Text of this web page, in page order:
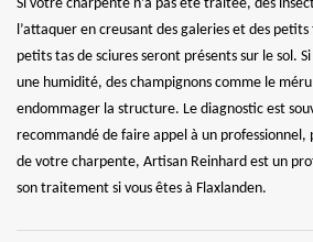
Si votre charpente n’a pas été traitée, des
l’attaquer en creusant des galeries et des
petits tas de sciures seront présents sur le sol.
une humidité, des champignons comme le
endommager la structure. Le diagnostic est
recommandé de faire appel à un professionnel,
de votre charpente, Artisan Reinhard est un
son traitement si vous êtes à Flaxlanden.